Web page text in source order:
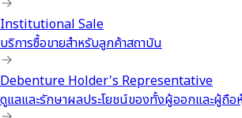
Institutional Sale
บริการซื้อขายสำหรับลูกค้าสถาบัน
Debenture Holder's Representative
ดูแลและรักษาผลประโยชน์ของทั้งผู้ออกและผู้ถื